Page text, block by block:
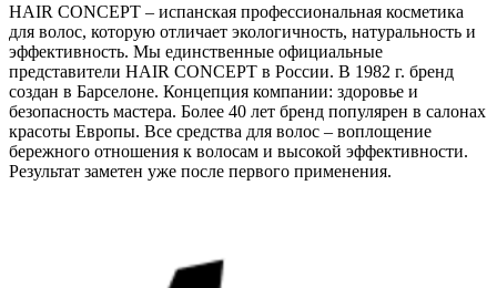
HAIR CONCEPT – испанская профессиональная косметика
для волос, которую отличает экологичность, натуральность и
эффективность. Мы единственные официальные
представители HAIR CONCEPT в России. В 1982 г. бренд
создан в Барселоне. Концепция компании: здоровье и
безопасность мастера. Более 40 лет бренд популярен в салонах
красоты Европы. Все средства для волос – воплощение
бережного отношения к волосам и высокой эффективности.
Результат заметен уже после первого применения.